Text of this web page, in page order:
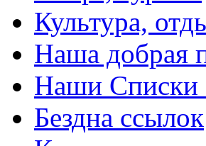
Культура,
Наша добрая
Наши
Бездна ссылок